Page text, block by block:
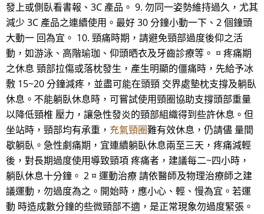
發上或側臥看書報、3C 產品。 9. 勿同一姿勢維持過久，尤其
減少 3C 產品之連續使用。最好 30 分鐘小動一下、2 個鐘頭
大動一 回為宜。 10. 頸痛時期，請避免頸部過度後仰之活
動，如游泳、高階瑜珈、仰頭晒衣及牙齒診療等。 ¤ 疼痛期
之休息 頸部拉傷或落枕發生，產生明顯的僵痛時，先給予冰
敷 15~20 分鐘減疼，並盡可能在頭頸 交界處墊枕支撐及躺臥
休息。不能躺臥休息時，可嘗試使用頸圈協助支撐頭部重量
以降低頸椎 壓力，讓急性發炎的頸部組織得到些許休息。但
坐站時，頸部均有承重， 充氣頸圈難有效休息，仍請儘 量間
歇躺臥。急性劇痛期，宜連續躺臥休息兩至三天，疼痛減輕
後，對長期過度使用導致頸項 疼痛者，建議每二~四小時，
躺臥休息十分鐘。 2 ¤ 運動治療 請依醫師及物理治療師之建
議運動，勿過度為之。開始時，應小心、輕、慢為宜。若運
動 時造成數分鐘的些微頸部不適，是正常現象勿過度緊張。